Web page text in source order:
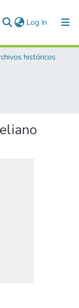
Log In (current)
históricos